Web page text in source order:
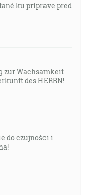
ku príprave pred
zur Wachsamkeit
des HERRN!
do czujności i